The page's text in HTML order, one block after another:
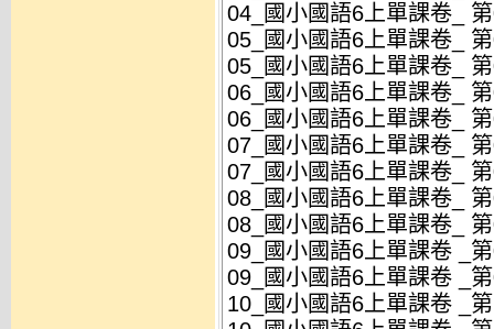
04_國小國語6上單課卷_
05_國小國語6上單課卷_
05_國小國語6上單課卷_
06_國小國語6上單課卷_
06_國小國語6上單課卷_
07_國小國語6上單課卷_
07_國小國語6上單課卷_
08_國小國語6上單課卷_
08_國小國語6上單課卷_
09_國小國語6上單課卷 _
09_國小國語6上單課卷 _
10_國小國語6上單課卷 _